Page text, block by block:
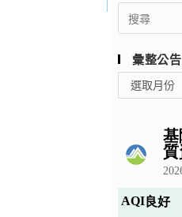
Search
for:
彙整公告
整
選取月份